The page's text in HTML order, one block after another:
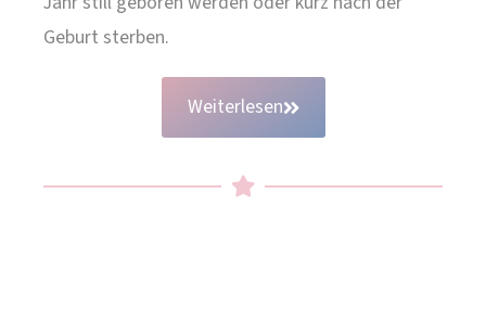
Geburt sterben.
Weiterlesen